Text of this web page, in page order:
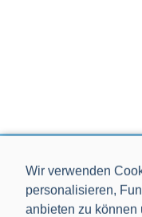
Wir verwenden
personalisieren,
anbieten zu können